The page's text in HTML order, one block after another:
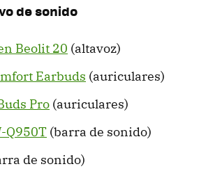
de sonido
Beolit 20 (altavoz)
Earbuds (auriculares)
Pro (auriculares)
Q950T (barra de sonido)
de sonido)